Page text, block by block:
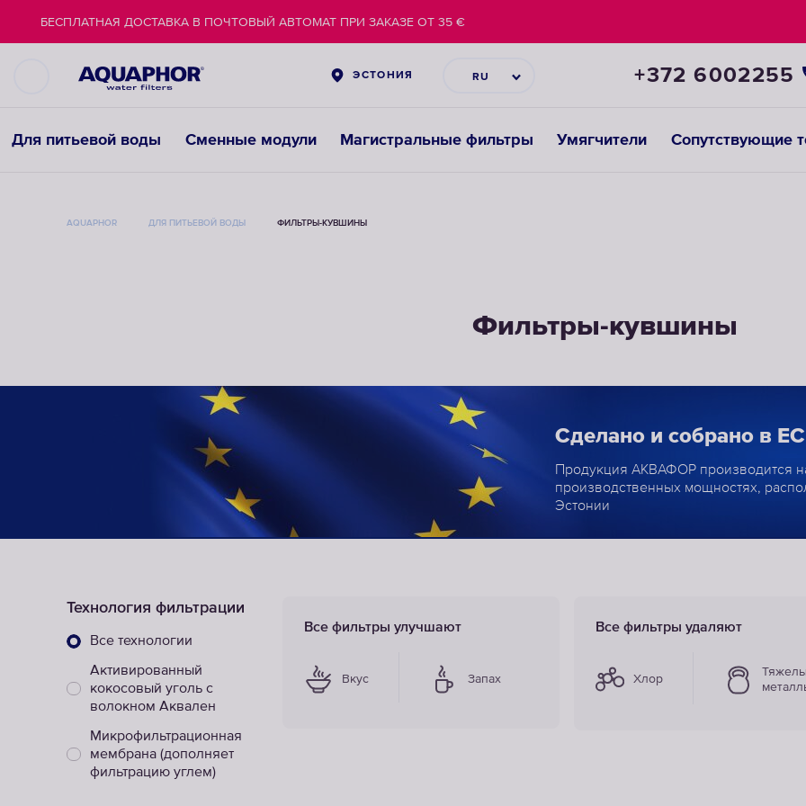
ЭСТОНИЯ RU +372 6002255
Для питьевой воды Сменные модули Магистральные фильтры Умягчители Сопутствующие
БЕСПЛАТНАЯ ДОСТАВКА В ПОЧТОВЫЙ АВТОМАТ ПРИ ЗАКАЗЕ ОТ 35 €
AQUAPHOR ДЛЯ ПИТЬЕВОЙ ВОДЫ ФИЛЬТРЫ-КУВШИНЫ
Фильтры-кувшины
Сделано и собрано в ЕС
Продукция АКВАФОР производится
производственных мощностях,
Эстонии
Технология фильтрации
Все технологии
Активированный
кокосовый уголь с
волокном Аквален
Микрофильтрационная
мембрана (дополняет
фильтрацию углем)
Все фильтры улучшают
Вкус Запах
Все фильтры удаляют
Хлор